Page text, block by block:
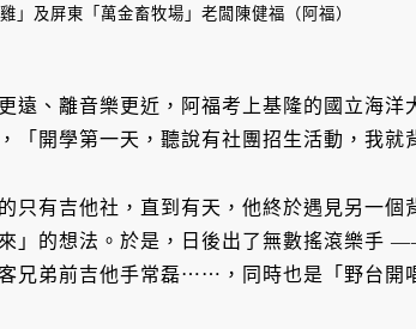
雞」及屏東「萬金畜牧場」老闆陳健福（阿福）
遠、離音樂更近，阿福考上基隆的國立海
「開學第一天，聽說有社團招生活動，我就
只有吉他社，直到有天，他終於遇見另一
」的想法。於是，日後出了無數搖滾樂手
兄弟前吉他手常磊⋯⋯，同時也是「野台開